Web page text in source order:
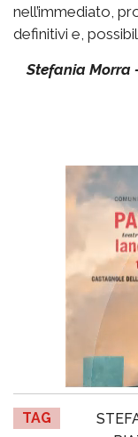
nell’immediato,
definitivi e,
Stefania Morra
TAG